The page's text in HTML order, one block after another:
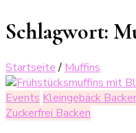
Schlagwort:
Startseite / Muffins
Events Kleingebäck
Zuckerfrei Backen